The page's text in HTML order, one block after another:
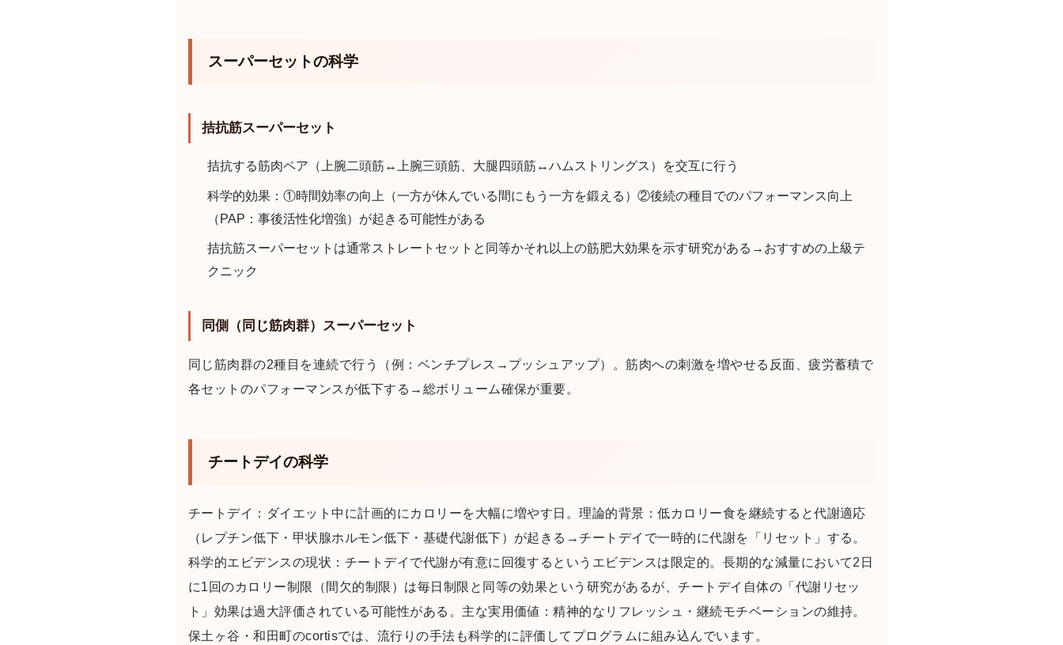
スーパーセットの科学
拮抗筋スーパーセット
拮抗する筋肉ペア（上腕二頭筋↔上腕三頭筋、大腿四頭筋↔ハムストリングス）を交互に行う
科学的効果：①時間効率の向上（一方が休んでいる間にもう一方を鍛える）②後続の種目でのパフォーマンス向上
（PAP：事後活性化増強）が起きる可能性がある
拮抗筋スーパーセットは通常ストレートセットと同等かそれ以上の筋肥大効果を示す研究がある→おすすめの上級テ
クニック
同側（同じ筋肉群）スーパーセット
同じ筋肉群の2種目を連続で行う（例：ベンチプレス→プッシュアップ）。筋肉への刺激を増やせる反面、疲労蓄積で
各セットのパフォーマンスが低下する→総ボリューム確保が重要。
チートデイの科学
チートデイ：ダイエット中に計画的にカロリーを大幅に増やす日。理論的背景：低カロリー食を継続すると代謝適応
（レプチン低下・甲状腺ホルモン低下・基礎代謝低下）が起きる→チートデイで一時的に代謝を「リセット」する。
科学的エビデンスの現状：チートデイで代謝が有意に回復するというエビデンスは限定的。長期的な減量において2日
に1回のカロリー制限（間欠的制限）は毎日制限と同等の効果という研究があるが、チートデイ自体の「代謝リセッ
ト」効果は過大評価されている可能性がある。主な実用価値：精神的なリフレッシュ・継続モチベーションの維持。
保土ヶ谷・和田町のcortisでは、流行りの手法も科学的に評価してプログラムに組み込んでいます。